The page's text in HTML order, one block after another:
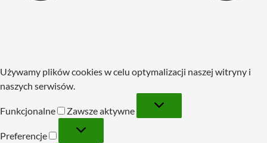
Używamy plików cookies w celu optymalizacji naszej witryny i
naszych serwisów.
Funkcjonalne
Zawsze aktywne
Preferencje
Preferencje